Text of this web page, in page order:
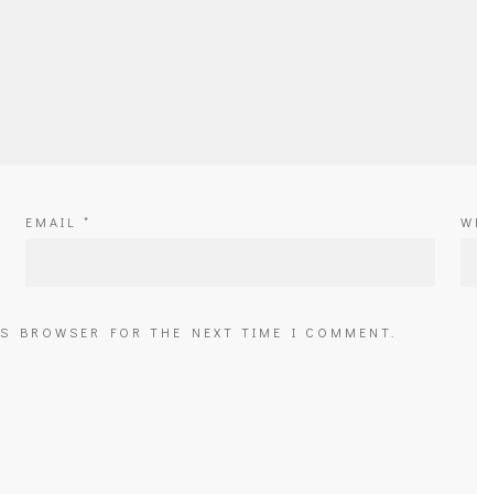
EMAIL *
FOR THE NEXT TIME I COMMENT.